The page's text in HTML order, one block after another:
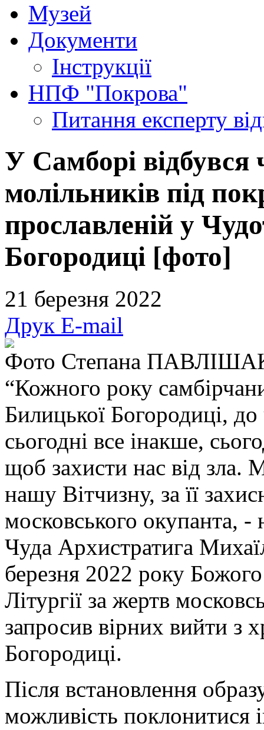
Музей
Документи
Інструкції
НПФ "Покрова"
Питання експерту
У Самборі відбувся
молільників під
прославленій у
Богородиці [фото]
21 березня 2022
Друк E-mail
Фото Степана
“Кожного року
Билицької Богородиці,
сьогодні все інакше,
щоб захисти нас від зла.
нашу Вітчизну, за її
московського окупанта, -
Чуда Архистратига
березня 2022 року
Літургії за жертв
запросив вірних вийти з
Богородиці.
Після встановлення
можливість поклонитися